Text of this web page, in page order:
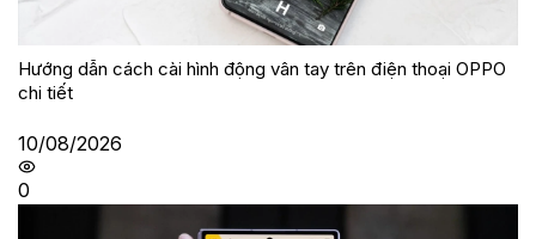
Hướng dẫn cách cài hình động vân tay trên điện thoại OPPO
chi tiết
10/08/2026
0